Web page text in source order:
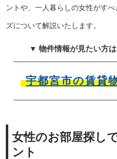
ントや、一人暮らしの女性がす
ズについて解説いたします。
▼ 物件情報が見たい方
宇都宮市の賃貸
女性のお部屋探し
ント